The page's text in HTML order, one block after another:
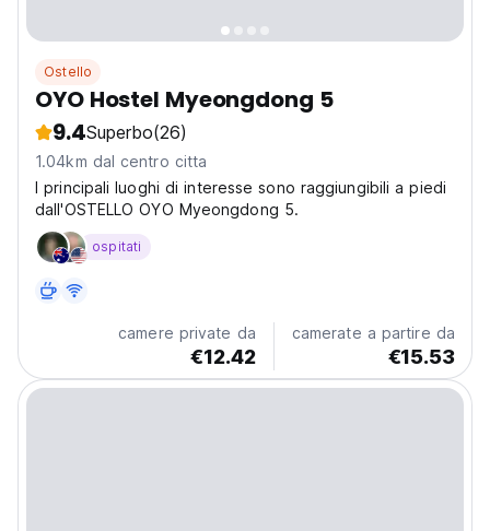
Ostello
OYO Hostel Myeongdong 5
9.4Superbo(26)
1.04km dal centro citta
I principali luoghi di interesse sono raggiungibili a piedi
dall'OSTELLO OYO Myeongdong 5.
ospitati
camere private da
€12.42
camerate a partire da
€15.53